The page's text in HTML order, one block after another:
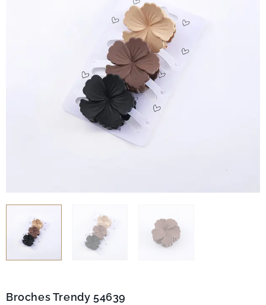
Broches Trendy 54639